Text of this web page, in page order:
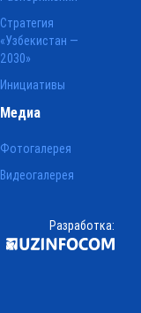
Стратегия
«Узбекистан —
2030»
Инициативы
Медиа
Фотогалерея
Видеогалерея
Разработка: